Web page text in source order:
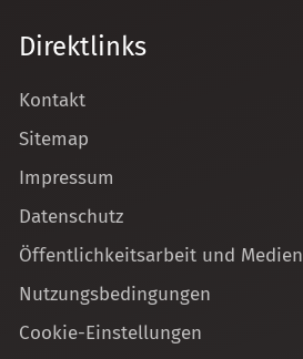
Direktlinks
Kontakt
Sitemap
Impressum
Datenschutz
Öffentlichkeitsarbeit und Medien
Nutzungsbedingungen
Cookie-Einstellungen